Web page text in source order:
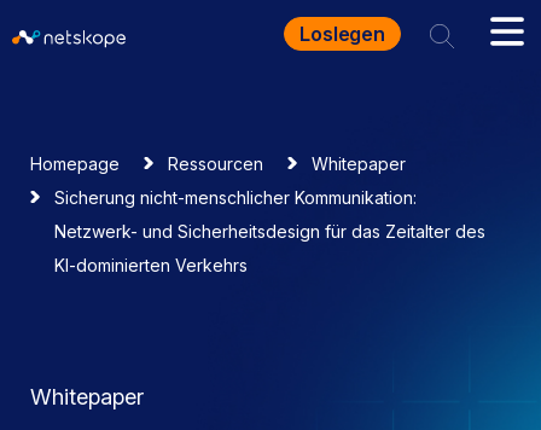
Loslegen
Homepage Ressourcen
Whitepaper
Sicherung nicht-menschlicher Kommunikation:
Netzwerk- und Sicherheitsdesign für das Zeitalter des
KI-dominierten Verkehrs
Whitepaper